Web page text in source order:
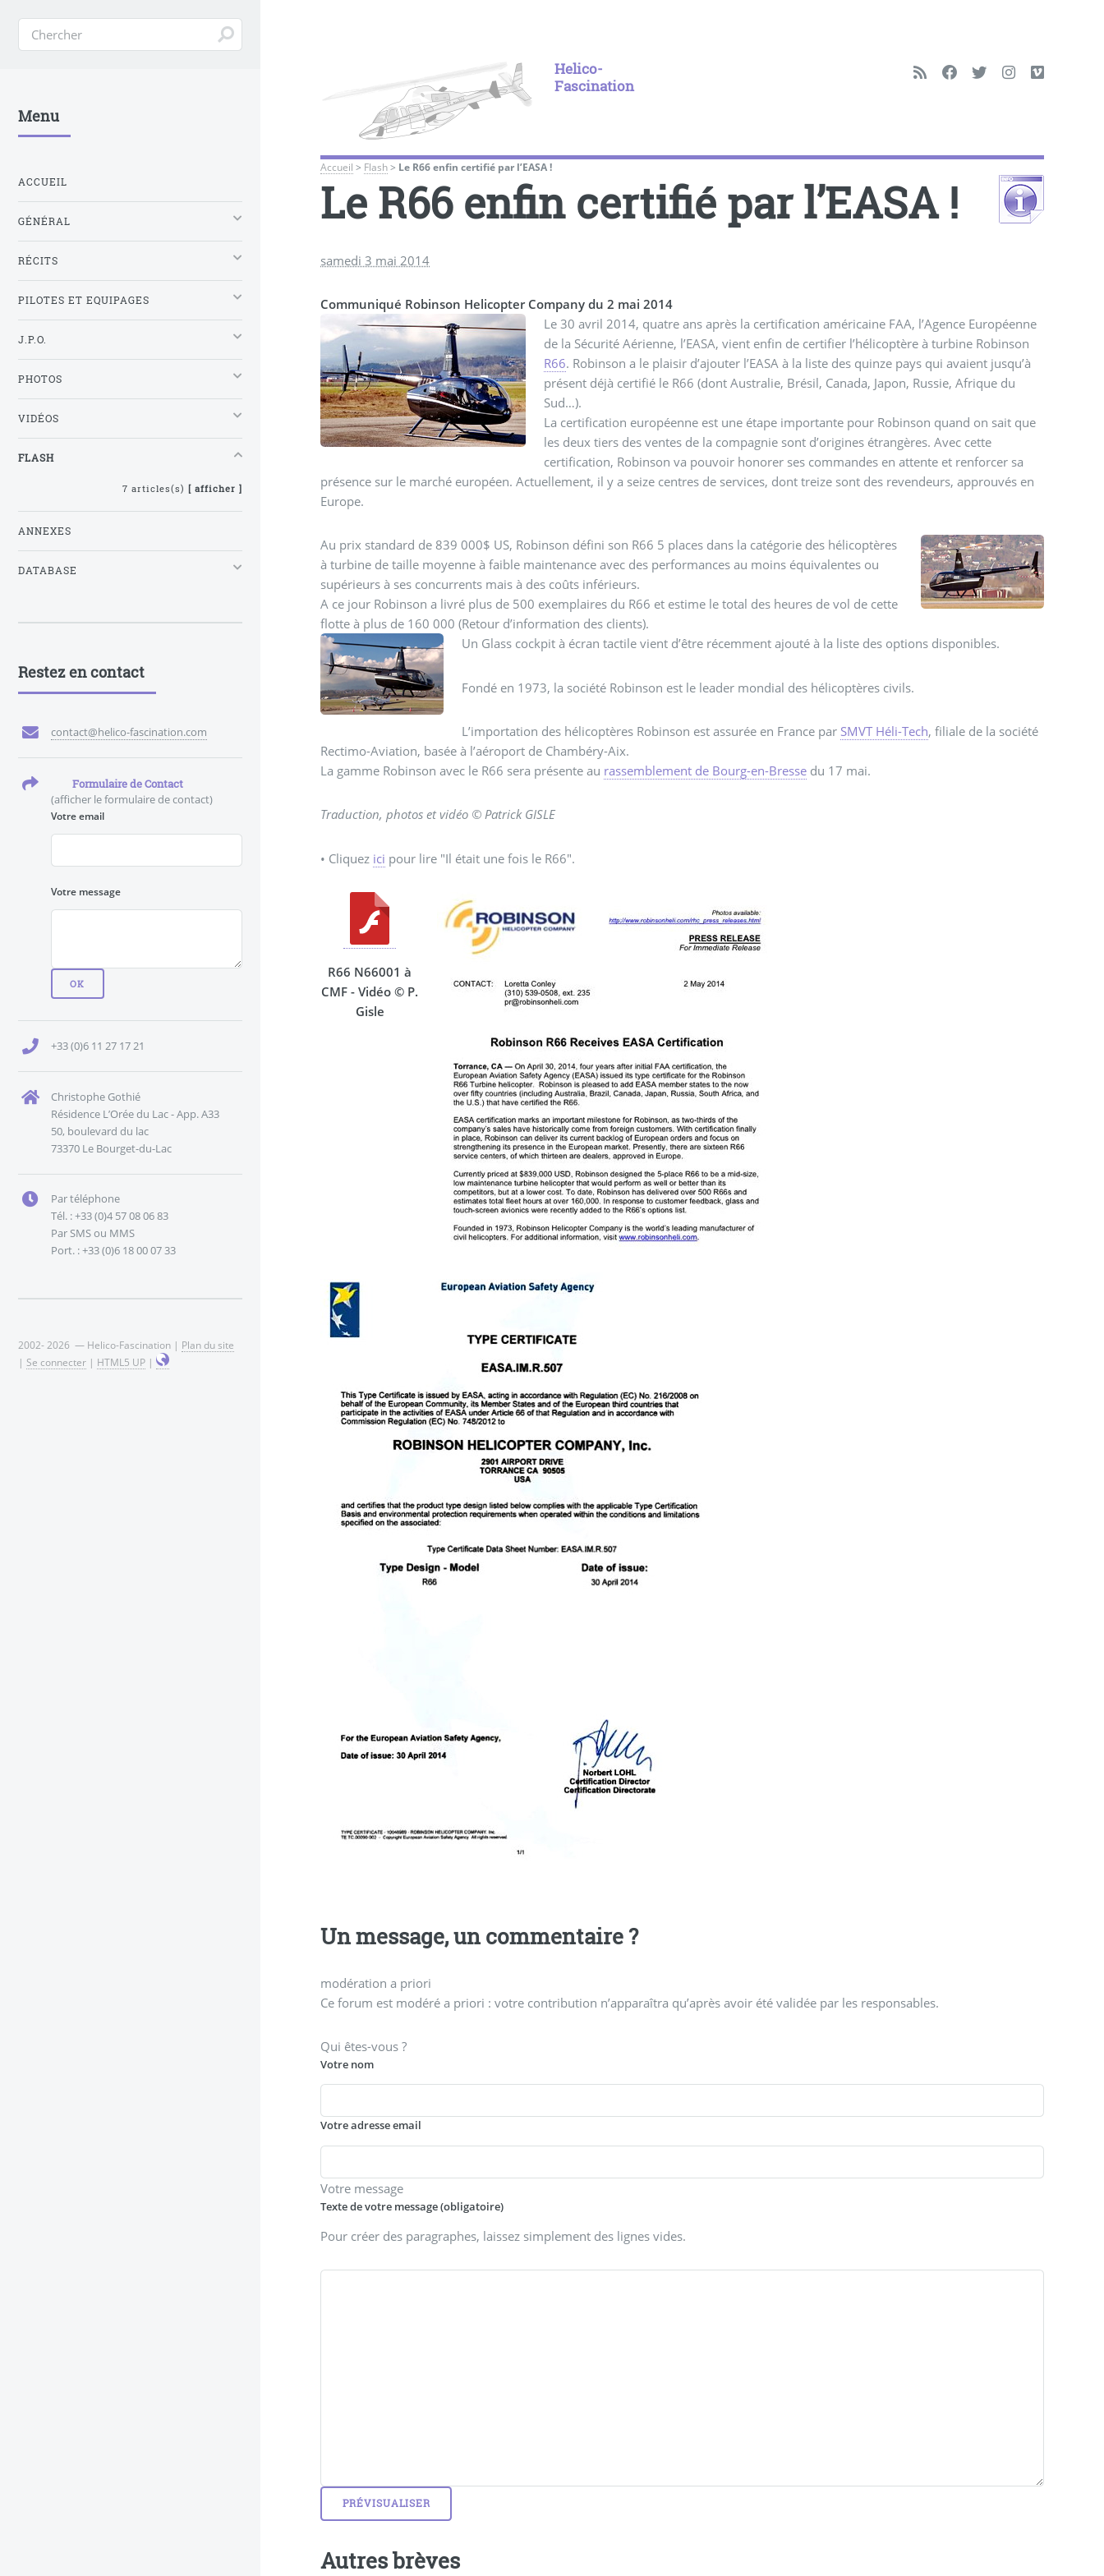
Helico-
Fascination
Accueil > Flash> Le R66 enfin certifié par l’EASA !
Le R66 enfin certifié par l’EASA !
samedi 3 mai 2014
Communiqué Robinson Helicopter Company du 2 mai 2014
Le 30 avril 2014, quatre ans après la certification américaine FAA, l’Agence Européenne
de la Sécurité Aérienne, l’EASA, vient enfin de certifier l’hélicoptère à turbine Robinson
R66. Robinson a le plaisir d’ajouter l’EASA à la liste des quinze pays qui avaient jusqu’à
présent déjà certifié le R66 (dont Australie, Brésil, Canada, Japon, Russie, Afrique du
Sud…).
La certification européenne est une étape importante pour Robinson quand on sait que
les deux tiers des ventes de la compagnie sont d’origines étrangères. Avec cette
certification, Robinson va pouvoir honorer ses commandes en attente et renforcer sa
présence sur le marché européen. Actuellement, il y a seize centres de services, dont treize sont des revendeurs, approuvés en
Europe.
Au prix standard de 839 000$ US, Robinson défini son R66 5 places dans la catégorie des hélicoptères
à turbine de taille moyenne à faible maintenance avec des performances au moins équivalentes ou
supérieurs à ses concurrents mais à des coûts inférieurs.
A ce jour Robinson a livré plus de 500 exemplaires du R66 et estime le total des heures de vol de cette
flotte à plus de 160 000 (Retour d’information des clients).
Un Glass cockpit à écran tactile vient d’être récemment ajouté à la liste des options disponibles.
Fondé en 1973, la société Robinson est le leader mondial des hélicoptères civils.
L’importation des hélicoptères Robinson est assurée en France par SMVT Héli-Tech, filiale de la société
Rectimo-Aviation, basée à l’aéroport de Chambéry-Aix.
La gamme Robinson avec le R66 sera présente au rassemblement de Bourg-en-Bresse du 17 mai.
Traduction, photos et vidéo © Patrick GISLE
• Cliquez ici pour lire "Il était une fois le R66".
R66 N66001 à
CMF - Vidéo © P.
Gisle
Un message, un commentaire ?
modération a priori
Ce forum est modéré a priori : votre contribution n’apparaîtra qu’après avoir été validée par les responsables.
Qui êtes-vous ?
Votre nom
Votre adresse email
Votre message
Texte de votre message (obligatoire)
Pour créer des paragraphes, laissez simplement des lignes vides.
Autres brèves
Menu
ACCUEIL
GÉNÉRAL
RÉCITS
PILOTES ET EQUIPAGES
J.P.O.
PHOTOS
VIDÉOS
FLASH
7 articles(s) [ afficher ]
ANNEXES
DATABASE
Restez en contact
contact@helico-fascination.com
Formulaire de Contact
(afficher le formulaire de contact)
Votre email
Votre message
+33 (0)6 11 27 17 21
Christophe Gothié
Résidence L’Orée du Lac - App. A33
50, boulevard du lac
73370 Le Bourget-du-Lac
Par téléphone
Tél. : +33 (0)4 57 08 06 83
Par SMS ou MMS
Port. : +33 (0)6 18 00 07 33
2002- 2026 — Helico-Fascination | Plan du site
| Se connecter | HTML5 UP |